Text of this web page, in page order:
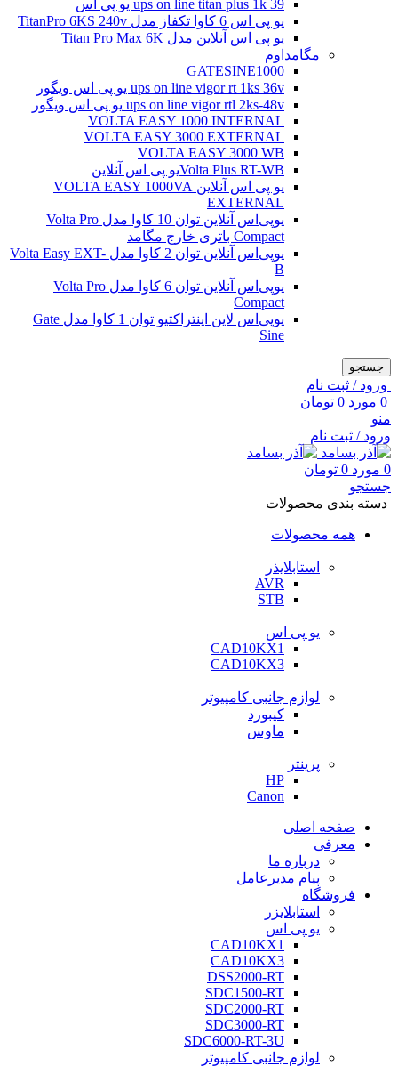
ups on line titan plus 1k 39 یو پی اس
یو پی اس 6 کاوا تکفاز مدل TitanPro 6KS 240v
یو پی اس آنلاین مدل Titan Pro Max 6K
مگامداوم
GATESINE1000
ups on line vigor rt 1ks 36v یو پی اس ویگور
ups on line vigor rtl 2ks-48v یو پی اس ویگور
VOLTA EASY 1000 INTERNAL
VOLTA EASY 3000 EXTERNAL
VOLTA EASY 3000 WB
Volta Plus RT-WBیو پی اس آنلاین
یو پی اس آنلاین VOLTA EASY 1000VA
EXTERNAL
یو‌پی‌اس آنلاین توان 10 کاوا مدل Volta Pro
Compact باتری خارج مگامد
یو‌پی‌اس آنلاین توان 2 کاوا مدل Volta Easy EXT-
B
یو‌پی‌اس آنلاین توان 6 کاوا مدل Volta Pro
Compact
یو‌پی‌اس لاین اینتراکتیو توان 1 کاوا مدل Gate
Sine
جستجو
ورود / ثبت نام
0 مورد 0 تومان
منو
ورود / ثبت نام
0 مورد 0 تومان
جستجو
دسته بندی محصولات
همه محصولات
استابلایذر
AVR
STB
یو پی اس
CAD10KX1
CAD10KX3
لوازم جانبی کامپیوتر
کیبورد
ماوس
پرینتر
HP
Canon
صفحه اصلی
معرفی
درباره ما
پیام مدیرعامل
فروشگاه
استابلایزر
یو پی اس
CAD10KX1
CAD10KX3
DSS2000-RT
SDC1500-RT
SDC2000-RT
SDC3000-RT
SDC6000-RT-3U
لوازم جانبی کامپیوتر